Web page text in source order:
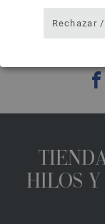
Rechazar
HILOS